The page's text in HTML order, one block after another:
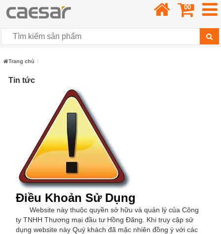
00
Trang chủ
Tin tức
Điều Khoản Sử Dụng
Website này thuộc quyền sở hữu và quản lý của Công
ty TNHH Thương mại đầu tư Hồng Đăng. Khi truy cập sử
dụng website này Quý khách đã mặc nhiên đồng ý với các